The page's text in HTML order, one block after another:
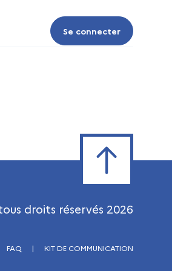
Se connecter
Se connecter
droits réservés 2026
FAQ | KIT DE COMMUNICATION